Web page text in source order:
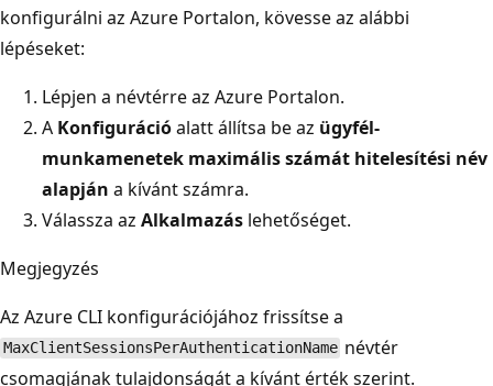
konfigurálni az Azure Portalon, kövesse az alábbi
lépéseket:
Lépjen a névtérre az Azure Portalon.
A Konfigurációalatt állítsa be az ügyfél-
munkamenetek maximális számát hitelesítési név
alapján a kívánt számra.
Válassza az Alkalmazás lehetőséget.
Megjegyzés
Az Azure CLI konfigurációjához frissítse a
MaxClientSessionsPerAuthenticationName névtér
csomagjának tulajdonságát a kívánt érték szerint.